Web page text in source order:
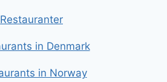
Restauranter
in Denmark
in Norway